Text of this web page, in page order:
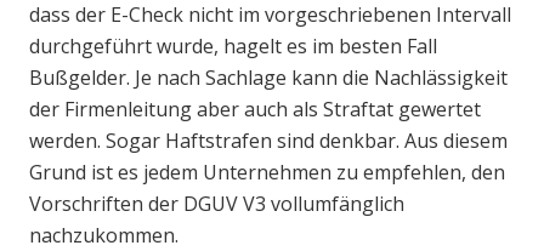
dass der E-Check nicht im vorgeschriebenen Intervall
durchgeführt wurde, hagelt es im besten Fall
Bußgelder. Je nach Sachlage kann die Nachlässigkeit
der Firmenleitung aber auch als Straftat gewertet
werden. Sogar Haftstrafen sind denkbar. Aus diesem
Grund ist es jedem Unternehmen zu empfehlen, den
Vorschriften der DGUV V3 vollumfänglich
nachzukommen.